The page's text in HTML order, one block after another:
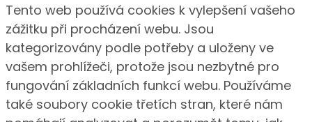
Tento web používá cookies k vylepšení vašeho
zážitku při procházení webu. Jsou
kategorizovány podle potřeby a uloženy ve
vašem prohlížeči, protože jsou nezbytné pro
fungování základních funkcí webu. Používáme
také soubory cookie třetích stran, které nám